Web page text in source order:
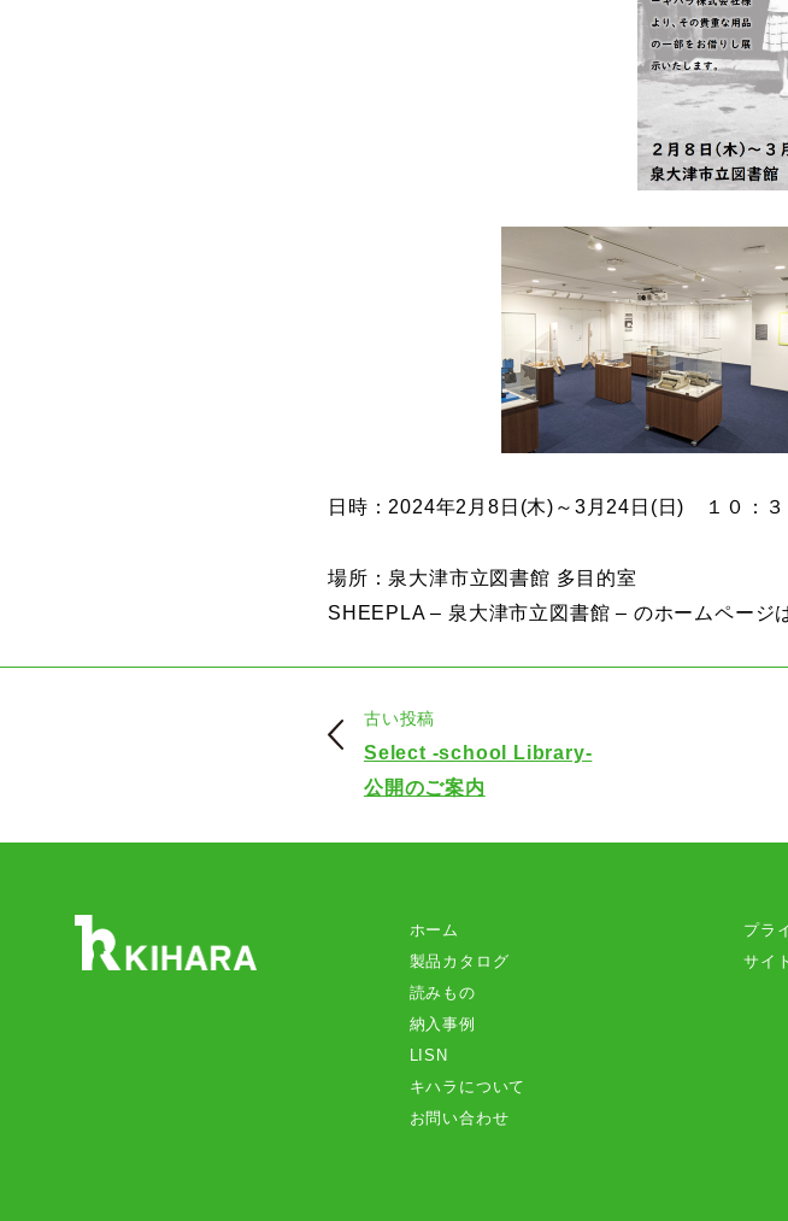
日時：2024年2月8日(木)～3月24日(日) １０：３
場所：泉大津市立図書館 多目的室
SHEEPLA – 泉大津市立図書館 – のホームページ
古い投稿
Select -school Library-
公開のご案内
ホーム
製品カタログ
読みもの
納入事例
LISN
キハラについて
お問い合わせ
プラ
サイ